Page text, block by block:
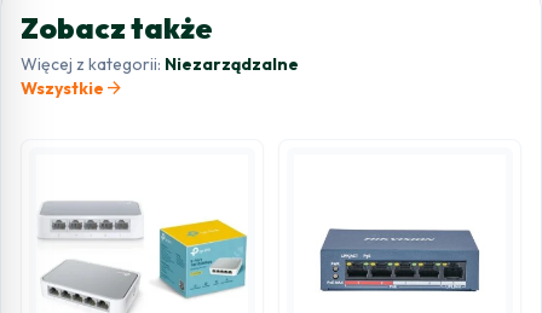
Zobacz także
Więcej z kategorii: Niezarządzalne
Wszystkie arrow_forward